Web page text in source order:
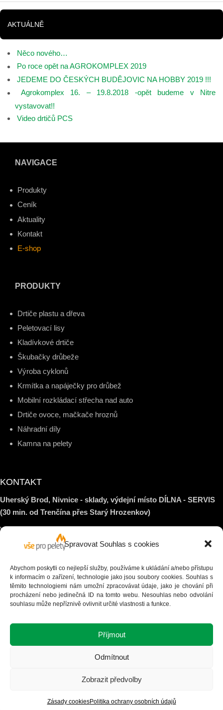
Spravovat Souhlas s cookies
Abychom poskytli co nejlepší služby, používáme k ukládání a/nebo přístupu
k informacím o zařízení, technologie jako jsou soubory cookies. Souhlas s
těmito technologiemi nám umožní zpracovávat údaje, jako je chování při
procházení nebo jedinečná ID na tomto webu. Nesouhlas nebo odvolání
souhlasu může nepříznivě ovlivnit určité vlastnosti a funkce.
Příjmout
Odmítnout
Zobrazit předvolby
Zásady cookiesPolitika ochrany osobních údajů
AKTUÁLNĚ
Něco nového…
Po roce opět na AGROKOMPLEX 2019
JEDEME DO ČESKÝCH BUDĚJOVIC NA HOBBY 2019 !!!
Agrokomplex 16. – 19.8.2018 -opět budeme v Nitre
vystavovat!!
Video drtičů PCS
NAVIGACE
Produkty
Ceník
Aktuality
Kontakt
E-shop
PRODUKTY
Drtiče plastu a dřeva
Peletovací lisy
Kladívkové drtiče
Škubačky drůbeže
Výroba cyklonů
Krmítka a napáječky pro drůbež
Mobilní rozkládací střecha nad auto
Drtiče ovoce, mačkače hroznů
Náhradní díly
Kamna na pelety
KONTAKT
Uherský Brod, Nivnice - sklady, výdejní místo DÍLNA - SERVIS
(30 min. od Trenčína přes Starý Hrozenkov)
Vše pro pelety s.r.o.
Nové sady 988/2
602 00 Brno
+420 792 381 779 (obchod)